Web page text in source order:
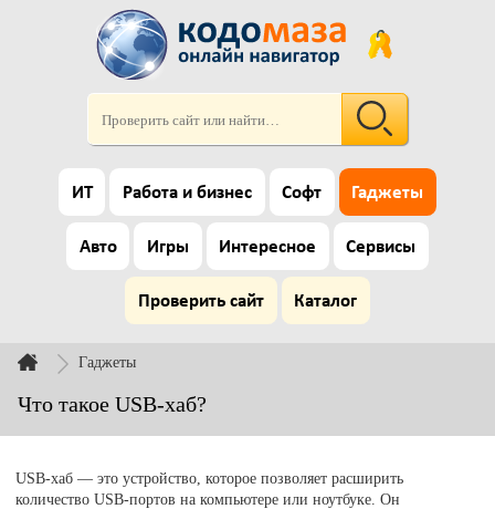
ИТ Работа и бизнес Софт Гаджеты
Авто Игры Интересное Сервисы
Проверить сайт Каталог
Гаджеты
Что такое USB-хаб?
USB-хаб — это устройство, которое позволяет расширить
количество USB-портов на компьютере или ноутбуке. Он